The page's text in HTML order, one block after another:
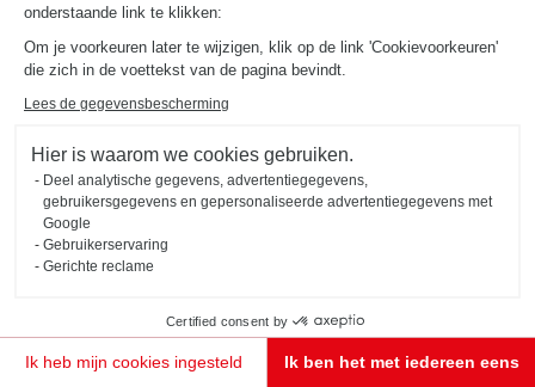
onderstaande link te klikken:
Om je voorkeuren later te wijzigen, klik op de link 'Cookievoorkeuren'
die zich in de voettekst van de pagina bevindt.
Lees de gegevensbescherming
Hier is waarom we cookies gebruiken.
Deel analytische gegevens, advertentiegegevens,
gebruikersgegevens en gepersonaliseerde advertentiegegevens met
Google
Gebruikerservaring
Gerichte reclame
Certified consent by
Ik heb mijn cookies ingesteld Ik ben het met iedereen eens